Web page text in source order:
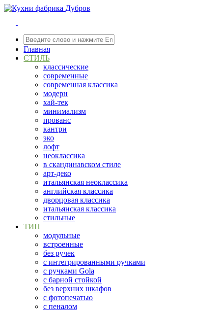
Главная
СТИЛЬ
классические
современные
современная классика
модерн
хай-тек
минимализм
прованс
кантри
эко
лофт
неоклассика
в скандинавском стиле
арт-деко
итальянская неоклассика
английская классика
дворцовая классика
итальянская классика
стильные
ТИП
модульные
встроенные
без ручек
с интегрированными ручками
с ручками Gola
с барной стойкой
без верхних шкафов
с фотопечатью
с пеналом